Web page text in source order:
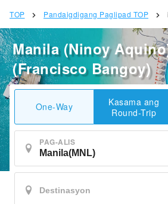
TOP Pandaigdigang Paglipad TOP
Manila (Ninoy
(Francisco Bangoy)
One-Way
Kasama ang
Round-Trip
PAG-ALIS